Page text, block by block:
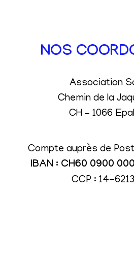
NOS
Association
Chemin de la
CH – 1066
Compte auprès de
IBAN : CH60 0900
CCP : 14-